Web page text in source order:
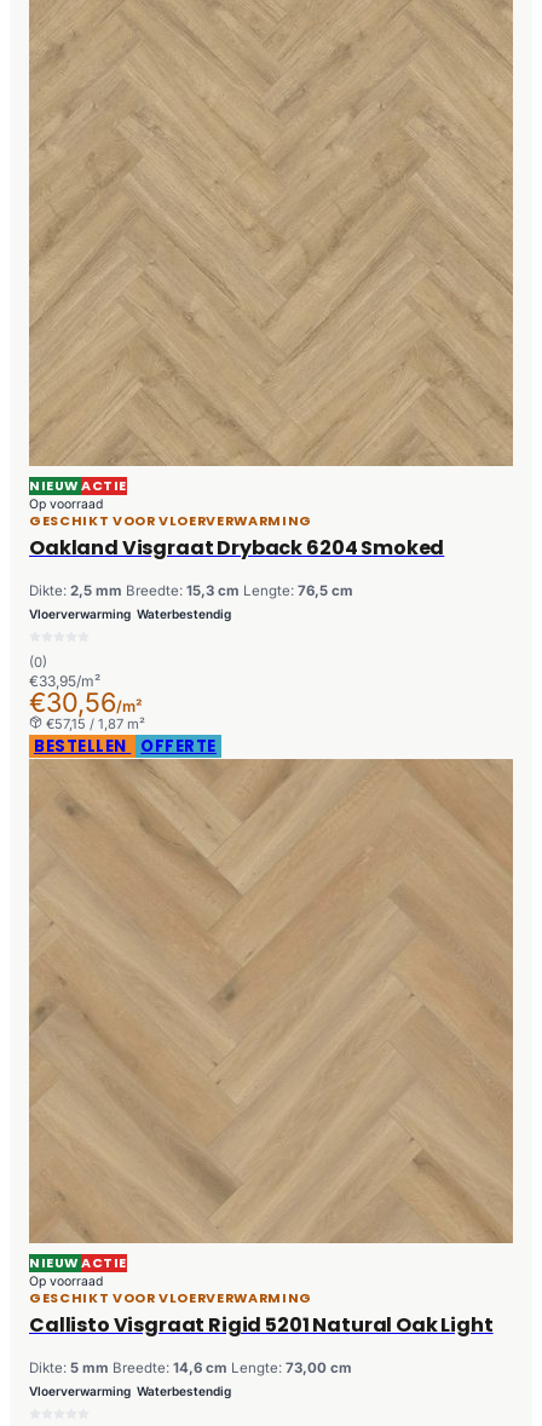
NIEUWACTIE
Op voorraad
GESCHIKT VOOR VLOERVERWARMING
Oakland Visgraat Dryback 6204 Smoked
Dikte: 2,5 mm Breedte: 15,3 cm Lengte: 76,5 cm
Vloerverwarming Waterbestendig
(0)
€33,95/m²
€30,56/m²
€57,15 / 1,87 m²
BESTELLEN OFFERTE
NIEUWACTIE
Op voorraad
GESCHIKT VOOR VLOERVERWARMING
Callisto Visgraat Rigid 5201 Natural Oak Light
Dikte: 5 mm Breedte: 14,6 cm Lengte: 73,00 cm
Vloerverwarming Waterbestendig